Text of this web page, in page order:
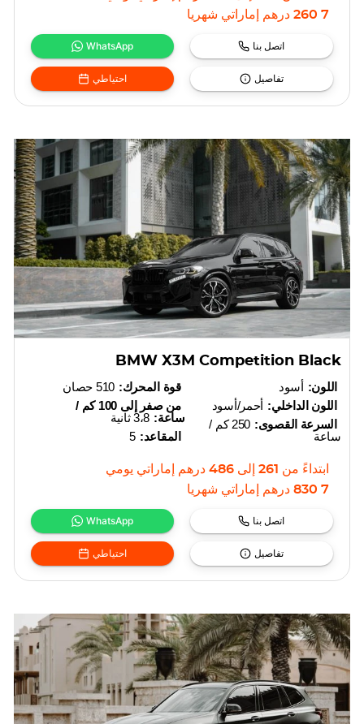
7 260
درهم إماراتي شهريا
WhatsApp اتصل بنا
احتياطي تفاصيل
BMW X3M Competition Black
قوة المحرك: 510 حصان
من صفر إلى 100 كم /
ساعة: 3،8 ثانية
المقاعد: 5
اللون: أسود
اللون الداخلي: أحمر/أسود
السرعة القصوى:
250 كم /
ساعة
ابتداءً من 261 إلى 486 درهم إماراتي يومي
7 830
درهم إماراتي شهريا
WhatsApp اتصل بنا
احتياطي تفاصيل